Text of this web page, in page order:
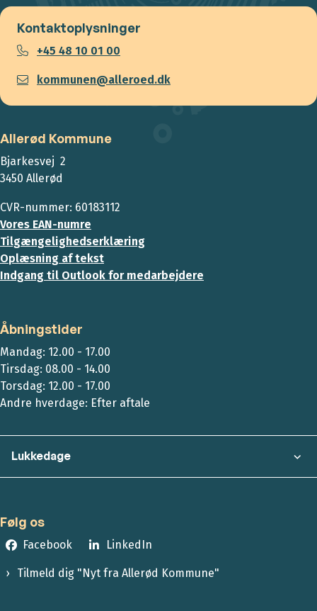
Kontaktoplysninger
+45 48 10 01 00
kommunen@alleroed.dk
Allerød Kommune
Bjarkesvej 2
3450 Allerød
CVR-nummer: 60183112
Vores EAN-numre
Tilgængelighedserklæring
Oplæsning af tekst
Indgang til Outlook for medarbejdere
Åbningstider
Mandag: 12.00 - 17.00
Tirsdag: 08.00 - 14.00
Torsdag: 12.00 - 17.00
Andre hverdage: Efter aftale
Lukkedage
Følg os
Facebook LinkedIn
Tilmeld dig "Nyt fra Allerød Kommune"